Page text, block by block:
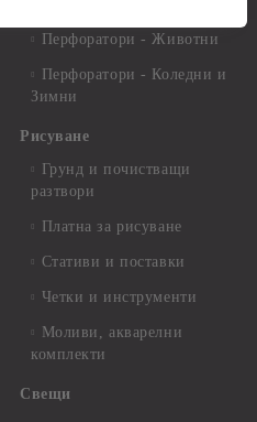
Перфоратори - Животни
Перфоратори - Коледни и
Зимни
Рисуване
Грунд и почистващи
разтвори
Платна за рисуване
Стативи и поставки
Четки и инструменти
Моливи, акварелни
комплекти
Свещи